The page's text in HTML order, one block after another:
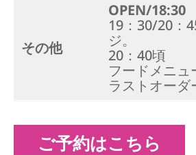
その他
OPEN/18:30
19：30/20：
ジ。
20：40頃
フードメニュ
ラストオーダ
ご予約はこちら